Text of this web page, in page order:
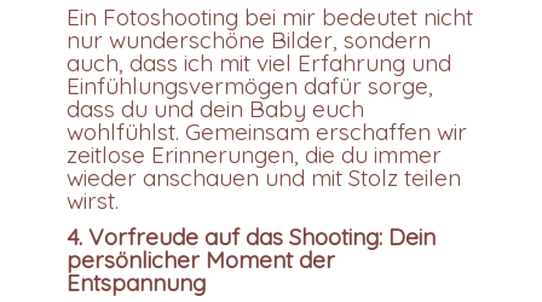
Ein Fotoshooting bei mir bedeutet nicht
nur wunderschöne Bilder, sondern
auch, dass ich mit viel Erfahrung und
Einfühlungsvermögen dafür sorge,
dass du und dein Baby euch
wohlfühlst. Gemeinsam erschaffen wir
zeitlose Erinnerungen, die du immer
wieder anschauen und mit Stolz teilen
wirst.
4. Vorfreude auf das Shooting: Dein
persönlicher Moment der
Entspannung